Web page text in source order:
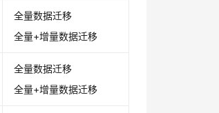
全量数据迁移
全量+增量数据迁移
全量数据迁移
全量+增量数据迁移